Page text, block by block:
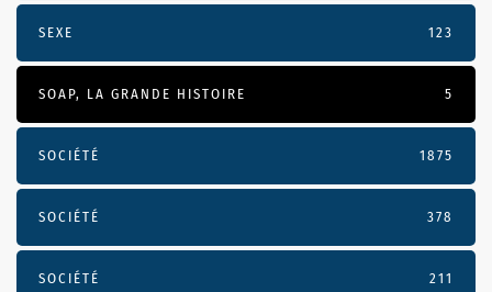
SEXE 123
SOAP, LA GRANDE HISTOIRE 5
SOCIÉTÉ 1875
SOCIÉTÉ 378
SOCIÉTÉ 211